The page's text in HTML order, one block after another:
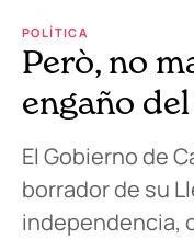
POLÍTICA
Però, no
engaño
El Gobierno de
borrador de su
independencia,